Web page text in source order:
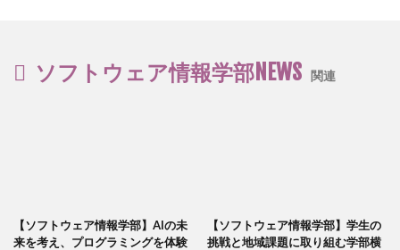
ソフトウェア情報学部NEWS 関連
【ソフトウェア情報学部】AIの未
来を考え、プログラミングを体験
【ソフトウェア情報学部】学生の
挑戦と地域課題に取り組む学部横